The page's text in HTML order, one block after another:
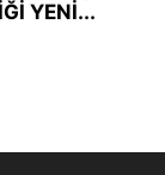
YENİ...